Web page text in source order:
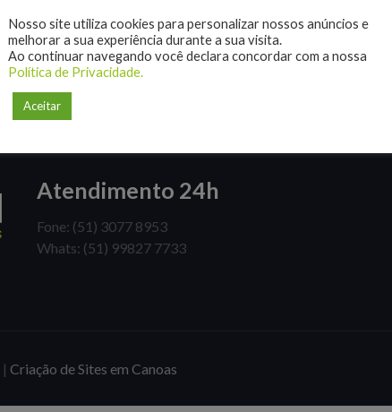
Atendimento 24h
Fone: (51) 3077 8953
Whats: (51) 99827 7733
| Criação de Sites em Canoas
Nosso site utiliza cookies para personalizar nossos anúncios e
melhorar a sua experiência durante a sua visita.
Ao continuar navegando você declara concordar com a nossa
Política de Privacidade.
Aceitar